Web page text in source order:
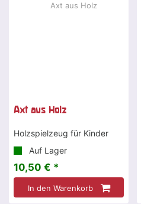
Axt aus Holz
Holzspielzeug für Kinder
Auf Lager
10,50 € *
In den Warenkorb